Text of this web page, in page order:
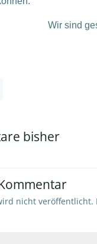
Wir sind
bisher
nicht veröffentlicht.